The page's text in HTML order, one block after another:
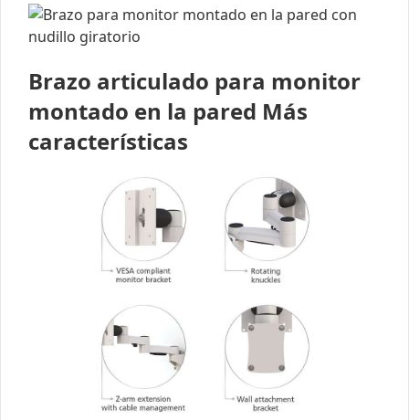
Brazo articulado para monitor
montado en la pared Más
características